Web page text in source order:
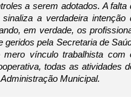
a serem adotados. A falta
a verdadeira intenção
em verdade, os
geridos pela Secretaria de
mero vínculo trabalhista com
todas as atividades
Municipal.